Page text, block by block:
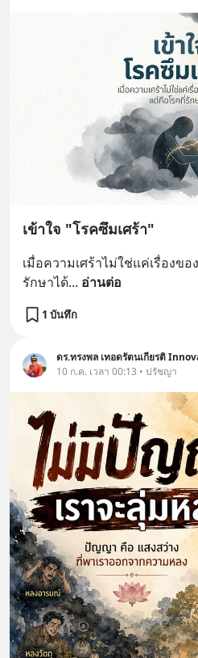
เข้าใจ "โรคซึมเศร้า"
เมื่อความเศร้าไม่ใช่แค่เรื่องข
รักษาได้... อ่านต่อ
1 บันทึก
10 ก.ค. เวลา 00:13 • ปรัชญา